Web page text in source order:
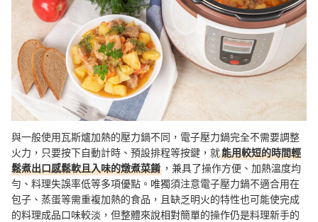
與一般使用瓦斯爐加熱的壓力鍋不同，電子壓力鍋完全不需要調整
火力，只要按下自動計時、預設排程等按鍵， 就能用較短的時間輕
鬆煮出口感鬆軟且入味的燉煮菜餚 ，兼具了操作方便、加熱溫度均
勻、料理失誤率低等多項優點。 唯獨須注意電子壓力鍋不適合用在
包子、蒸蛋等需重複加熱的食品，且缺乏明火的特性也可能使完成
的料理成品口味較淡， 但整體來說相對簡單的操作仍是料理新手的